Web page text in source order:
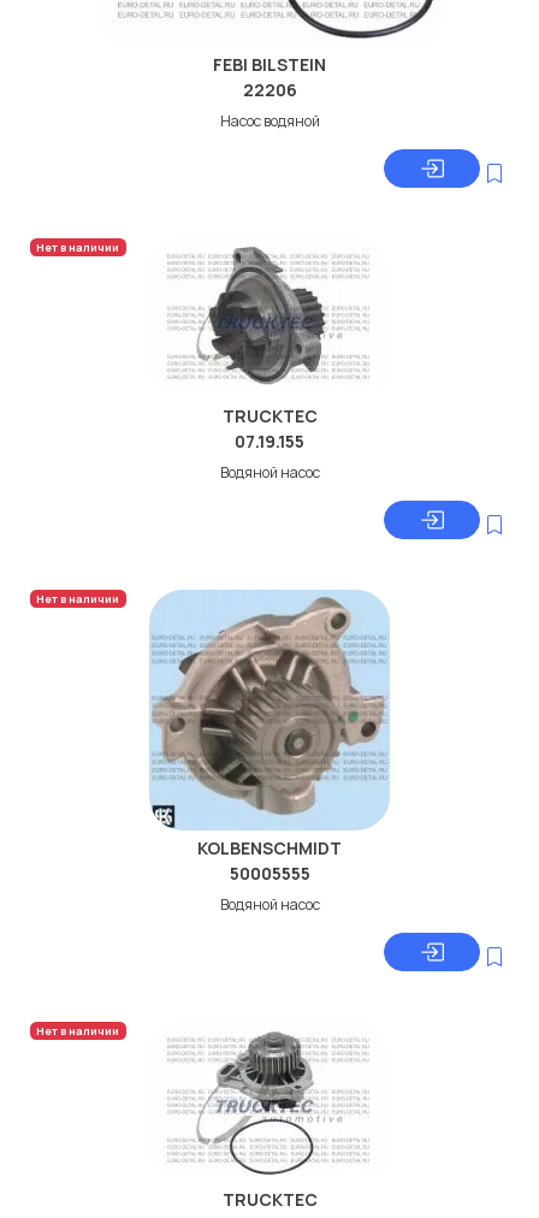
FEBI BILSTEIN
22206
Насос водяной
Нет в наличии
TRUCKTEC
07.19.155
Водяной насос
Нет в наличии
KOLBENSCHMIDT
50005555
Водяной насос
Нет в наличии
TRUCKTEC